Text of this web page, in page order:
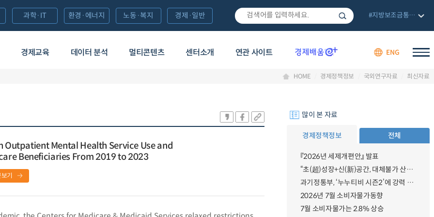
경제교육 데이터 분석 멀티콘텐츠 센터소개 연관 사이트 ENG
과학·IT 환경·에너지 노동·복지 경제·일반 #지방보조금통합관리망
HOME 경제정책정보 국외연구자료 최신자료
Outpatient Mental Health Service Use and
Beneficiaries From 2019 to 2023
기
많이 본 자료
경제정책정보 전체
『2026년 세제개편안』 발표
“초(超)성장+신(新)공간, 대체불가 산업강국”
과기정통부, ‘누누티비 시즌2’에 강력 대응 의지 밝혀
2026년 7월 소비자물가동향
7월 소비자물가는 2.8% 상승